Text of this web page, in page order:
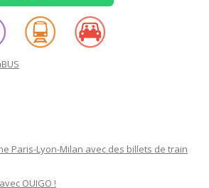
Paris-Lyon-Milan avec des billets de train
OUIGO !